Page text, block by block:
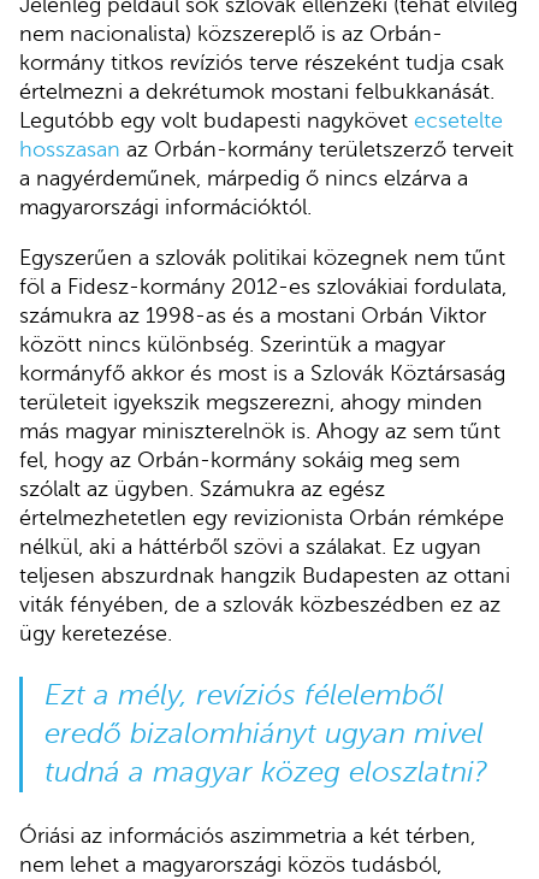
Jelenleg például sok szlovák ellenzéki (tehát elvileg
nem nacionalista) közszereplő is az Orbán-
kormány titkos revíziós terve részeként tudja csak
értelmezni a dekrétumok mostani felbukkanását.
Legutóbb egy volt budapesti nagykövet ecsetelte
hosszasan az Orbán-kormány területszerző terveit
a nagyérdeműnek, márpedig ő nincs elzárva a
magyarországi információktól.
Egyszerűen a szlovák politikai közegnek nem tűnt
föl a Fidesz-kormány 2012-es szlovákiai fordulata,
számukra az 1998-as és a mostani Orbán Viktor
között nincs különbség. Szerintük a magyar
kormányfő akkor és most is a Szlovák Köztársaság
területeit igyekszik megszerezni, ahogy minden
más magyar miniszterelnök is. Ahogy az sem tűnt
fel, hogy az Orbán-kormány sokáig meg sem
szólalt az ügyben. Számukra az egész
értelmezhetetlen egy revizionista Orbán rémképe
nélkül, aki a háttérből szövi a szálakat. Ez ugyan
teljesen abszurdnak hangzik Budapesten az ottani
viták fényében, de a szlovák közbeszédben ez az
ügy keretezése.
Ezt a mély, revíziós félelemből
eredő bizalomhiányt ugyan mivel
tudná a magyar közeg eloszlatni?
Óriási az információs aszimmetria a két térben,
nem lehet a magyarországi közös tudásból,